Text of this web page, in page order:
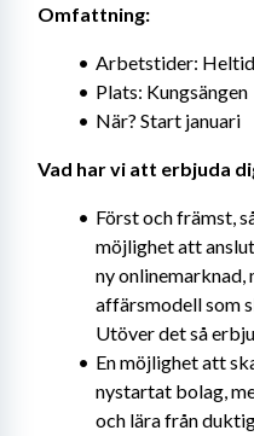
Omfattning:
Arbetstider:
Plats: Kungsängen
När? Start januari
Vad har vi att erbjuda
Först och främst,
möjlighet att
ny onlinemarknad,
affärsmodell som
Utöver det så
En möjlighet att
nystartat bolag,
och lära från